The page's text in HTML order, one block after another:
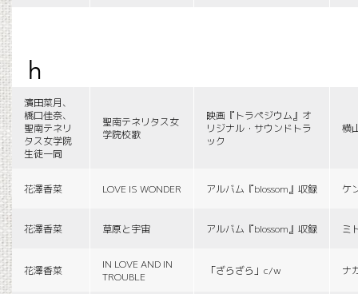
h
濱田菜月、
橋口佳奈、
聖南テネリ
タス女学院
生徒一同
聖南テネリタス女
学院校歌
映画『トラペジウム』オ
リジナル・サウンドトラ
ック
横
花澤香菜 LOVE IS WONDER アルバム『blossom』収録 ケ
花澤香菜 草原と宇宙 アルバム『blossom』収録 ミ
花澤香菜
IN LOVE AND IN
TROUBLE
「ざらざら」c/w ナ